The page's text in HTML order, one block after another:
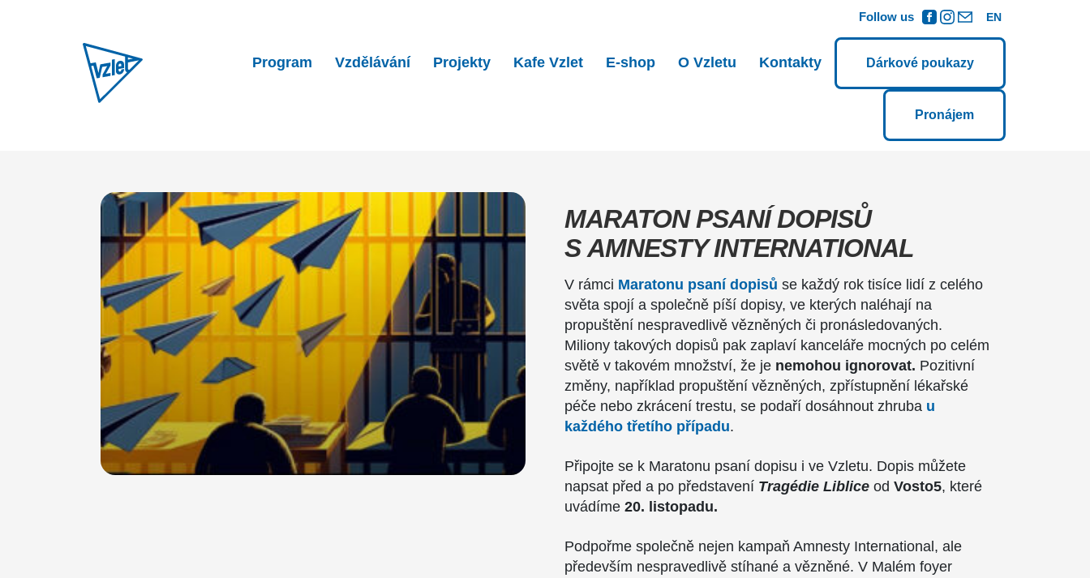
Follow us EN
Program Vzdělávání Projekty Kafe Vzlet E-shop O Vzletu Kontakty Dárkové poukazy
Pronájem
MARATON PSANÍ DOPISŮ
S AMNESTY INTERNATIONAL
V rámci Maratonu psaní dopisů se každý rok tisíce lidí z celého
světa spojí a společně píší dopisy, ve kterých naléhají na
propuštění nespravedlivě vězněných či pronásledovaných.
Miliony takových dopisů pak zaplaví kanceláře mocných po celém
světě v takovém množství, že je nemohou ignorovat. Pozitivní
změny, například propuštění vězněných, zpřístupnění lékařské
péče nebo zkrácení trestu, se podaří dosáhnout zhruba u
každého třetího případu.
Připojte se k Maratonu psaní dopisu i ve Vzletu. Dopis můžete
napsat před a po představení Tragédie Liblice od Vosto5, které
uvádíme 20. listopadu.
Podpořme společně nejen kampaň Amnesty International, ale
především nespravedlivě stíhané a vězněné. V Malém foyer